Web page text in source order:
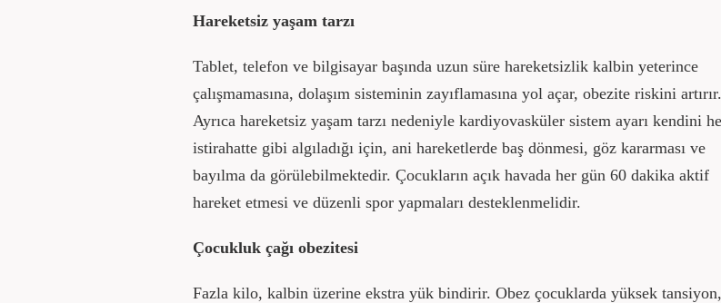
Hareketsiz yaşam tarzı
Tablet, telefon ve bilgisayar başında uzun süre hareketsizlik kalbin yeterince
çalışmamasına, dolaşım sisteminin zayıflamasına yol açar, obezite riskini artırır.
Ayrıca hareketsiz yaşam tarzı nedeniyle kardiyovasküler sistem ayarı kendini
istirahatte gibi algıladığı için, ani hareketlerde baş dönmesi, göz kararması ve
bayılma da görülebilmektedir. Çocukların açık havada her gün 60 dakika aktif
hareket etmesi ve düzenli spor yapmaları desteklenmelidir.
Çocukluk çağı obezitesi
Fazla kilo, kalbin üzerine ekstra yük bindirir. Obez çocuklarda yüksek tansiyon,